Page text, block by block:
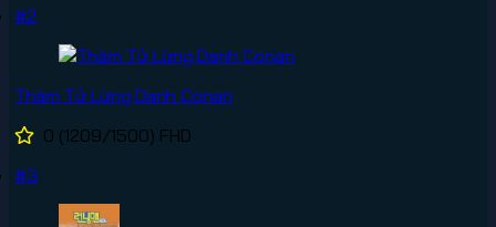
#2
Thám Tử Lừng Danh Conan
0 (1209/1500) FHD
#3